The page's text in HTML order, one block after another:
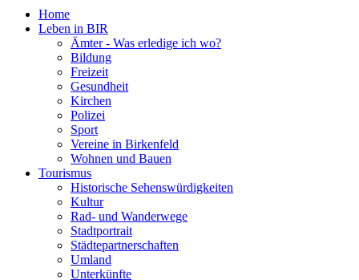
Home
Leben in BIR
Ämter - Was erledige ich wo?
Bildung
Freizeit
Gesundheit
Kirchen
Polizei
Sport
Vereine in Birkenfeld
Wohnen und Bauen
Tourismus
Historische Sehenswürdigkeiten
Kultur
Rad- und Wanderwege
Stadtportrait
Städtepartnerschaften
Umland
Unterkünfte